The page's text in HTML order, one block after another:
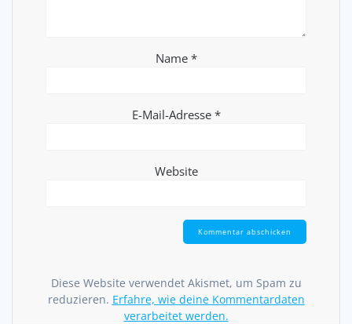
Name *
E-Mail-Adresse *
Website
Diese Website verwendet Akismet, um Spam zu
reduzieren. Erfahre, wie deine Kommentardaten
verarbeitet werden.